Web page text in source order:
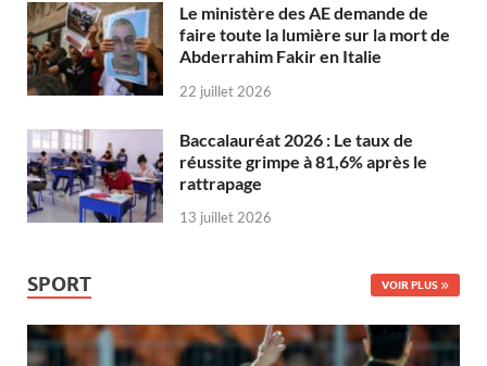
Le ministère des AE demande de
faire toute la lumière sur la mort de
Abderrahim Fakir en Italie
22 juillet 2026
Baccalauréat 2026 : Le taux de
réussite grimpe à 81,6% après le
rattrapage
13 juillet 2026
SPORT VOIR PLUS